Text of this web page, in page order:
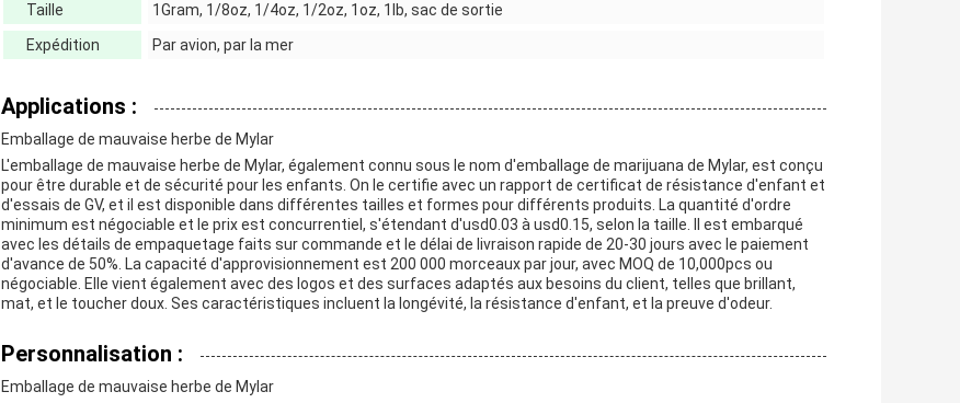
Taille
1Gram, 1/8oz, 1/4oz, 1/2oz, 1oz, 1lb, sac de sortie
Expédition
Par avion, par la mer
Applications :
Emballage de mauvaise herbe de Mylar
L'emballage de mauvaise herbe de Mylar, également connu sous le nom d'emballage de marijuana de Mylar, est conçu
pour être durable et de sécurité pour les enfants. On le certifie avec un rapport de certificat de résistance d'enfant et
d'essais de GV, et il est disponible dans différentes tailles et formes pour différents produits. La quantité d'ordre
minimum est négociable et le prix est concurrentiel, s'étendant d'usd0.03 à usd0.15, selon la taille. Il est embarqué
avec les détails de empaquetage faits sur commande et le délai de livraison rapide de 20-30 jours avec le paiement
d'avance de 50%. La capacité d'approvisionnement est 200 000 morceaux par jour, avec MOQ de 10,000pcs ou
négociable. Elle vient également avec des logos et des surfaces adaptés aux besoins du client, telles que brillant,
mat, et le toucher doux. Ses caractéristiques incluent la longévité, la résistance d'enfant, et la preuve d'odeur.
Personnalisation :
Emballage de mauvaise herbe de Mylar